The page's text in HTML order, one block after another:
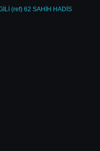
(ref) 62 SAHİH HADİS